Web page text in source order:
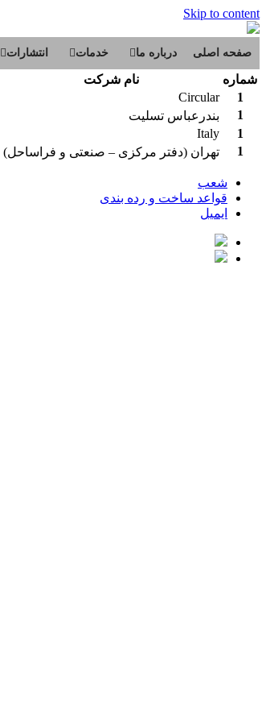
Skip to content
صفحه اصلی درباره ما خدمات انتشارات
شماره نام شرکت
1
Circular
1
بندرعباس تسلیت
1
Italy
1
تهران (دفتر مرکزی – صنعتی و فراساحل)
شعب
قواعد ساخت و رده بندی
ایمیل